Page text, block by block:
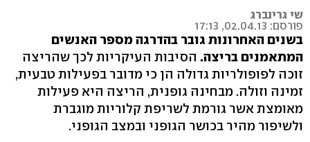
שי גרינברג
פורסם: 02.04.13, 17:13
בשנים האחרונות גובר בהדרגה מספר האנשים
המתאמנים בריצה. הסיבות העיקריות לכך שהריצה
זוכה לפופולריות גדולה הן כי מדובר בפעילות טבעית,
זמינה וזולה. מבחינה גופנית, הריצה היא פעילות
מאומצת אשר גורמת לשריפת קלוריות מוגברת
ולשיפור מהיר בכושר הגופני ובמצב הגופני.